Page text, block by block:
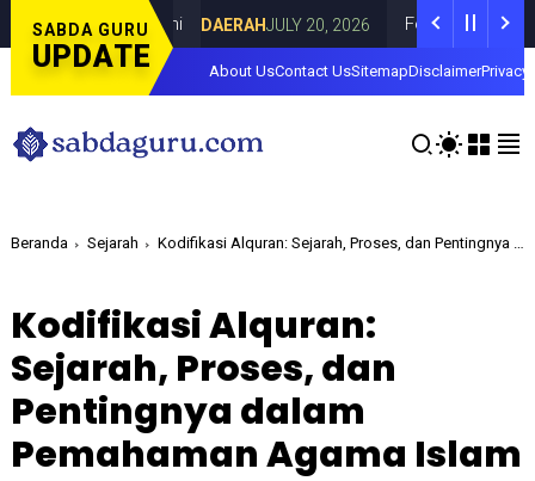
SABDA GURU
UPDATE
di Curahdami DAERAH JULY 20, 2026 Fokus pada Tantangan
About UsContact UsSitemapDisclaimerPrivacy
Beranda Sejarah Kodifikasi Alquran: Sejarah, Proses, dan Pentingnya dalam Pemahaman Agama Islam
Kodifikasi Alquran:
Sejarah, Proses, dan
Pentingnya dalam
Pemahaman Agama Islam